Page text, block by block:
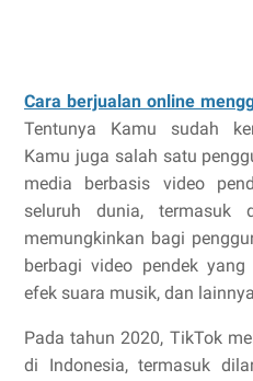
Cara berjualan online
Tentunya Kamu sudah
Kamu juga salah satu
media berbasis video
seluruh dunia, termasuk
memungkinkan bagi
berbagi video pendek
efek suara musik, dan
Pada tahun 2020, TikTok
di Indonesia, termasuk